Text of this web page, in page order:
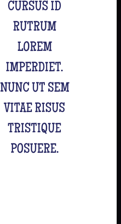
CURSUS ID
RUTRUM
LOREM
IMPERDIET.
NUNC UT SEM
VITAE RISUS
TRISTIQUE
POSUERE.